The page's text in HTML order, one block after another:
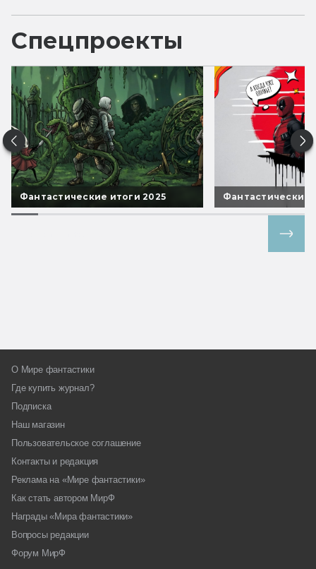
Спецпроекты
Фантастические итоги 2025 Фантастические
О Мире фантастики
Где купить журнал?
Подписка
Наш магазин
Пользовательское соглашение
Контакты и редакция
Реклама на «Мире фантастики»
Как стать автором МирФ
Награды «Мира фантастики»
Вопросы редакции
Форум МирФ